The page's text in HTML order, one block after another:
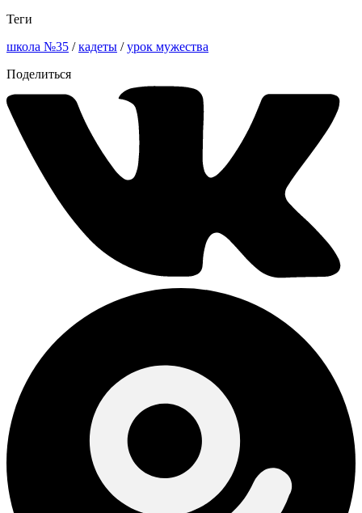
Теги
школа №35 /кадеты /урок мужества
Поделиться